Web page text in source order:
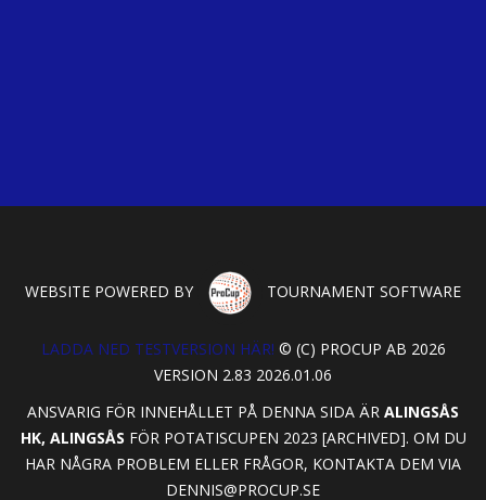
WEBSITE POWERED BY TOURNAMENT SOFTWARE
LADDA NED TESTVERSION HÄR! © (C) PROCUP AB 2026
VERSION 2.83 2026.01.06
ANSVARIG FÖR INNEHÅLLET PÅ DENNA SIDA ÄR ALINGSÅS
HK, ALINGSÅS FÖR POTATISCUPEN 2023 [ARCHIVED]. OM DU
HAR NÅGRA PROBLEM ELLER FRÅGOR, KONTAKTA DEM VIA
DENNIS@PROCUP.SE